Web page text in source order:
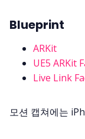
Blueprint
ARKit
UE5 ARKit
Live Link
모션 캡쳐에는